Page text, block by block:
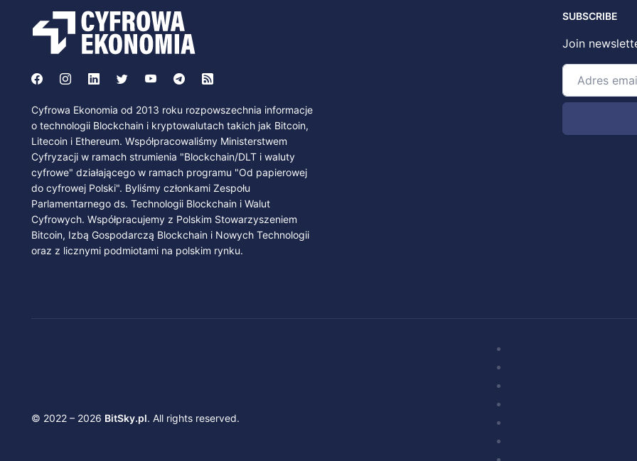
Cyfrowa Ekonomia od 2013 roku rozpowszechnia informacje
o technologii Blockchain i kryptowalutach takich jak Bitcoin,
Litecoin i Ethereum. Współpracowaliśmy Ministerstwem
Cyfryzacji w ramach strumienia "Blockchain/DLT i waluty
cyfrowe" działającego w ramach programu "Od papierowej
do cyfrowej Polski". Byliśmy członkami Zespołu
Parlamentarnego ds. Technologii Blockchain i Walut
Cyfrowych. Współpracujemy z Polskim Stowarzyszeniem
Bitcoin, Izbą Gospodarczą Blockchain i Nowych Technologii
oraz z licznymi podmiotami na polskim rynku.
SUBSCRIBE
Join
© 2022 – 2026 BitSky.pl. All rights reserved.